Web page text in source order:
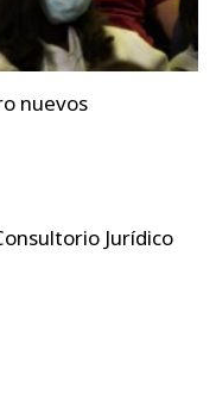
nuevos
Jurídico